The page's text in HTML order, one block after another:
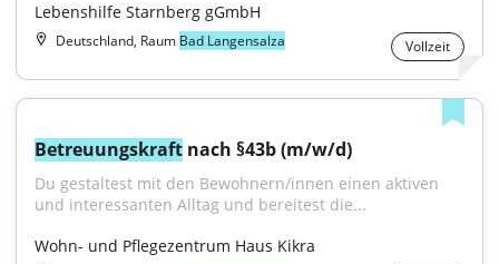
Lebenshilfe Starnberg gGmbH
Deutschland, Raum Bad Langensalza Vollzeit
Betreuungskraft nach §43b (m/w/d)
Du gestaltest mit den Bewohnern/innen einen aktiven
und interessanten Alltag und bereitest die...
Wohn- und Pflegezentrum Haus Kikra